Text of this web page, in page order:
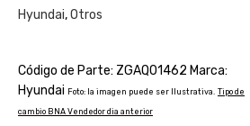
Hyundai,Otros
Código de Parte: ZGAQ01462 Marca:
Hyundai Foto: la imagen puede ser Ilustrativa. Tipo de
cambio BNA Vendedor dia anterior